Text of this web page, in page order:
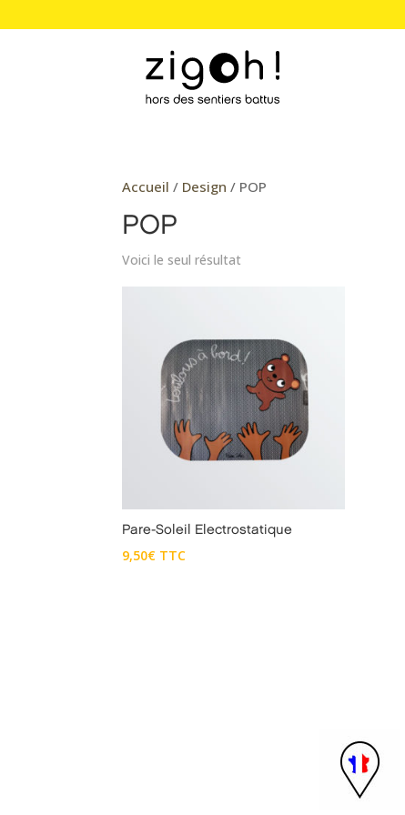
Accueil / Design / POP
POP
Voici le seul résultat
Pare-Soleil Electrostatique
9,50€ TTC